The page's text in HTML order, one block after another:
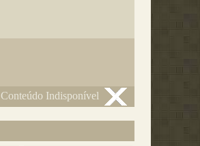
Conteúdo Indisponível